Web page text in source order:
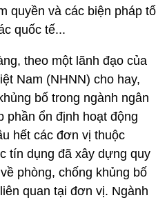
quyền và các biện pháp tổ
quốc tế...
theo một lãnh đạo của
Nam (NHNN) cho hay,
bố trong ngành ngân
phần ổn định hoạt động
hết các đơn vị thuộc
tín dụng đã xây dựng quy
phòng, chống khủng bố
quan tại đơn vị. Ngành